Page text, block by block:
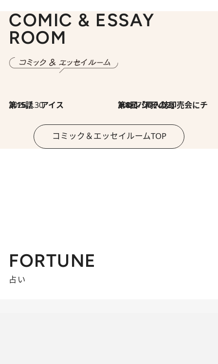
COMIC & ESSAY
ROOM
2026.7.30
第15話 アイス 2026.7.30
第8回「同人誌即売会にチャレンジ その2」
コミック＆エッセイルームTOP
FORTUNE
占い